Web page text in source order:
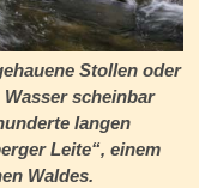
Stollen oder
scheinbar
langen
Leite“, einem
Waldes.